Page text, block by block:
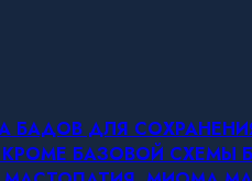
БАДОВ ДЛЯ
БАЗОВОЙ